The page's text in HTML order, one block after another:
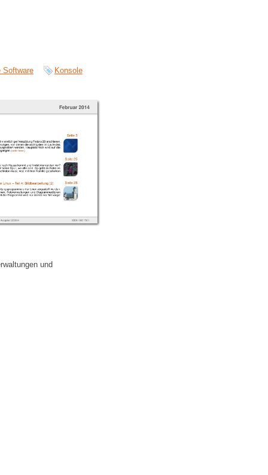
Software
Konsole
und